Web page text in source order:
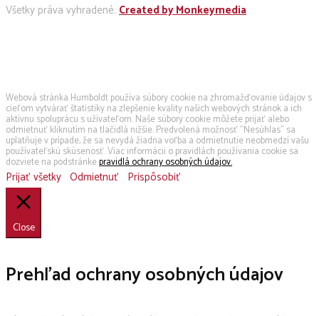
Všetky práva vyhradené. Created by Monkeymedia
Webová stránka Humboldt používa súbory cookie na zhromažďovanie údajov s
cieľom vytvárať štatistiky na zlepšenie kvality našich webových stránok a ich
aktívnu spoluprácu s užívateľom. Naše súbory cookie môžete prijať alebo
odmietnuť kliknutím na tlačidlá nižšie. Predvolená možnosť "Nesúhlas" sa
uplatňuje v prípade, že sa nevydá žiadna voľba a odmietnutie neobmedzí vašu
používateľskú skúsenosť. Viac informácii o pravidlách používania cookie sa
dozviete na podstránkepravidlá ochrany osobných údajov.
Prijať všetky Odmietnuť Prispôsobiť
Close
Prehľad ochrany osobných údajov